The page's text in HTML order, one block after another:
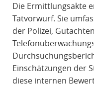
Die Ermittlungsakte
Tatvorwurf. Sie
der Polizei,
Einschätzungen der
diese internen